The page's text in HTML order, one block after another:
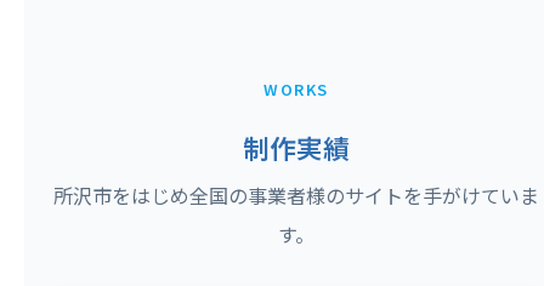
WORKS
制作実績
所沢市をはじめ全国の事業者様のサイトを手がけていま
す。